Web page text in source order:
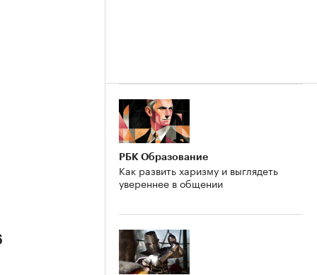
РБК Образование
Как развить харизму и выглядеть
увереннее в общении